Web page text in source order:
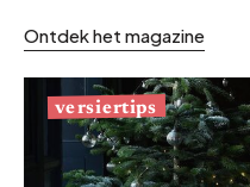
Ontdek het magazine
versiertips